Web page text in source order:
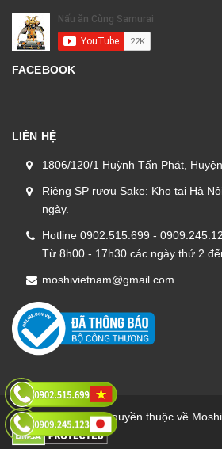
FACEBOOK
LIÊN HỆ
1806/120/1 Huỳnh Tấn Phát,
Riêng SP rượu Sake: Kho tại Hà
ngày.
Hotline 0902.515.699 -
Từ 8h00 - 17h30 các ngày thứ 2
moshivietnam@gmail.com
Bản quyền thuộc về